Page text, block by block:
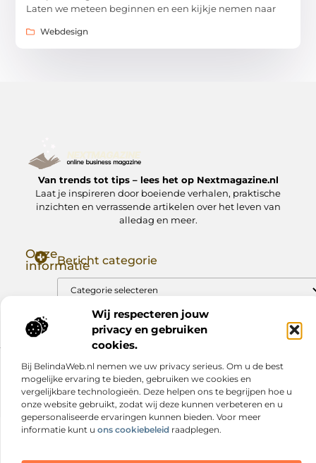
Wij respecteren jouw
privacy en gebruiken
cookies.
Bij BelindaWeb.nl nemen we uw privacy serieus. Om u de best
mogelijke ervaring te bieden, gebruiken we cookies en
vergelijkbare technologieën. Deze helpen ons te begrijpen hoe u
onze website gebruikt, zodat wij deze kunnen verbeteren en u
gepersonaliseerde ervaringen kunnen bieden. Voor meer
informatie kunt u ons cookiebeleid raadplegen.
Laten we meteen beginnen en een kijkje nemen naar
Webdesign
Van trends tot tips – lees het op Nextmagazine.nl
Laat je inspireren door boeiende verhalen, praktische
inzichten en verrassende artikelen over het leven van
alledag en meer.
Onze
informatieBericht categorie
Website index
Cookiebeleid (EU)
@2025 www.nextmagazine.nl. All Right Reserved.